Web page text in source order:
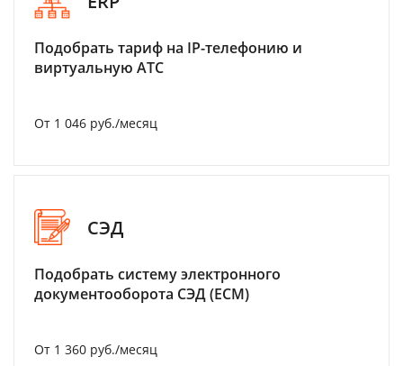
Подобрать тариф на IP-телефонию и
виртуальную АТС
От 1 046 руб./месяц
СЭД
Подобрать систему электронного
документооборота СЭД (ECM)
От 1 360 руб./месяц